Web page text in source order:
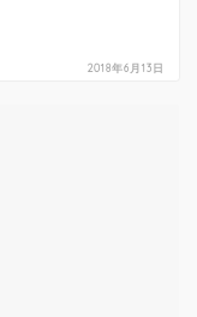
2018年6月13日